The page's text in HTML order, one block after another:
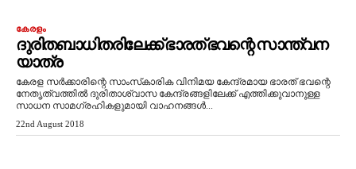
കേരളം
ദുരിതബാധിതരിലേക്ക് ഭാരത് ഭവന്റെ സാന്ത്വന
യാത്ര
കേരള സർക്കാരിന്റെ സാംസ്‌കാരിക വിനിമയ കേന്ദ്രമായ ഭാരത് ഭവന്റെ
നേതൃത്വത്തിൽ ദുരിതാശ്വാസ കേന്ദ്രങ്ങളിലേക്ക് എത്തിക്കുവാനുള്ള
സാധന സാമഗ്രഹികളുമായി വാഹനങ്ങൾ...
22nd August 2018